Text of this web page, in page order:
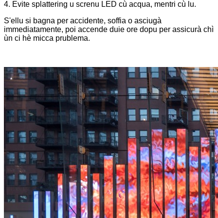
4. Evite splattering u screnu LED cù acqua, mentri cù lu.
S'ellu si bagna per accidente, soffia o asciugà
immediatamente, poi accende duie ore dopu per assicurà chì
ùn ci hè micca prublema.